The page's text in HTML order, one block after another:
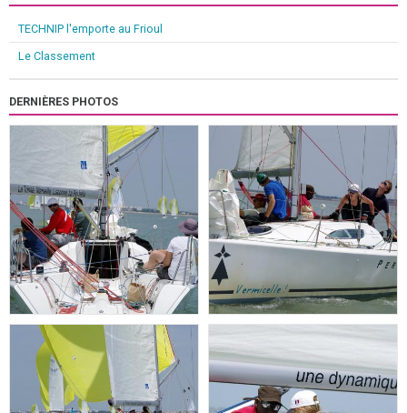
TECHNIP l'emporte au Frioul
Le Classement
DERNIÈRES PHOTOS